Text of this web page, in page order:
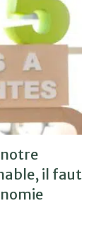
il faut